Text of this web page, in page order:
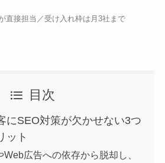
直接担当／受け入れ枠は月3社まで
目次
にSEO対策が欠かせない3つ
ット
Web広告への依存から脱却し、